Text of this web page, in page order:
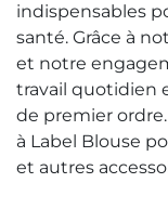
indispensables
santé. Grâce à
et notre
travail quotidien
de premier
à Label Blouse
et autres